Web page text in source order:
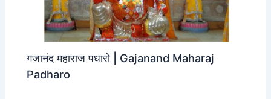
गजानंद महाराज पधारो | Gajanand Maharaj
Padharo